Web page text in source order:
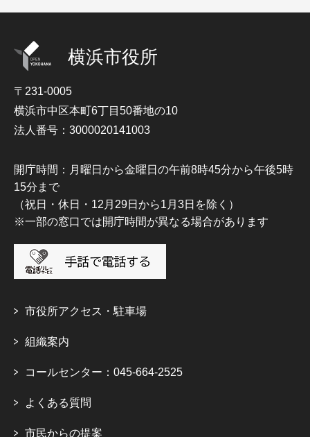
横浜市役所
〒231-0005
横浜市中区本町6丁目50番地の10
法人番号：3000020141003
開庁時間：月曜日から金曜日の午前8時45分から午後5時
15分まで
（祝日・休日・12月29日から1月3日を除く）
※一部の窓口では開庁時間が異なる場合があります
市役所アクセス・駐車場
組織案内
コールセンター：045-664-2525
よくある質問
市民からの提案